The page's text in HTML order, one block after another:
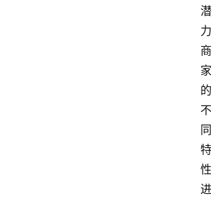
潜
力
商
家
的
不
同
特
性
进